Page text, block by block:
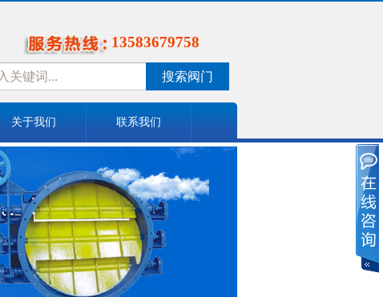
13583679758
搜索阀门
关于我们 联系我们